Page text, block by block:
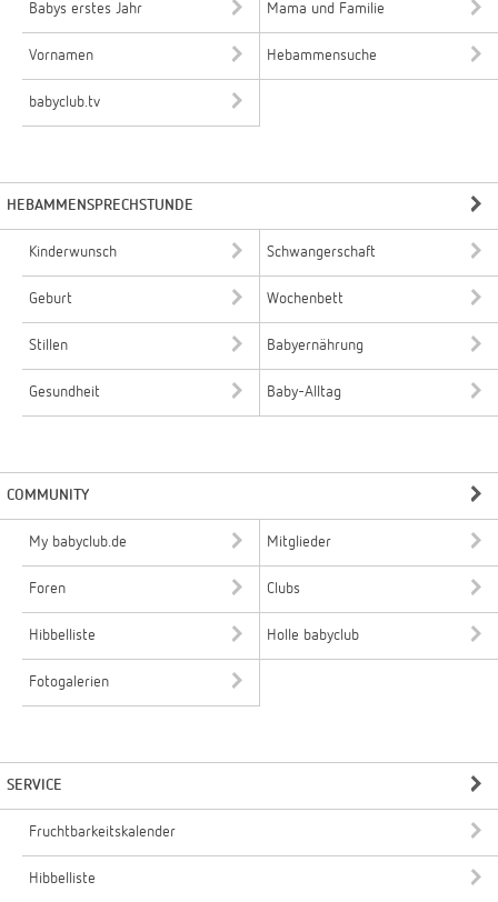
Babys erstes Jahr Mama und Familie
Vornamen Hebammensuche
babyclub.tv
HEBAMMENSPRECHSTUNDE
Kinderwunsch Schwangerschaft
Geburt Wochenbett
Stillen Babyernährung
Gesundheit Baby-Alltag
COMMUNITY
My babyclub.de Mitglieder
Foren Clubs
Hibbelliste Holle babyclub
Fotogalerien
SERVICE
Fruchtbarkeitskalender
Hibbelliste